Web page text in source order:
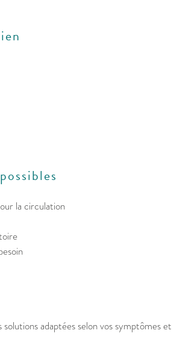
la circulation
adaptées selon vos symptômes et